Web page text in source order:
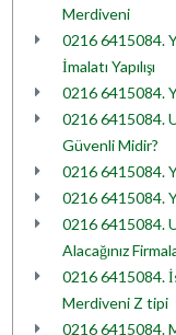
Merdiveni
0216 6415084.
İmalatı Yapılışı
0216 6415084.
0216 6415084.
Güvenli Midir?
0216 6415084.
0216 6415084.
0216 6415084.
Alacağınız
0216 6415084.
Merdiveni Z tipi
0216 6415084.